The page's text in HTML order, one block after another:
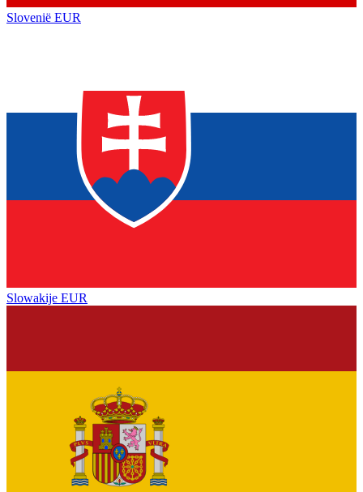
Slovenië EUR
Slowakije EUR